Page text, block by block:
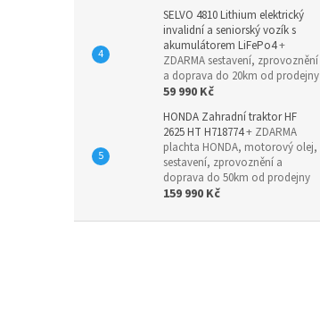
SELVO 4810 Lithium elektrický
invalidní a seniorský vozík s
akumulátorem LiFePo4+
ZDARMA sestavení, zprovoznění
a doprava do 20km od prodejny
59 990 Kč
HONDA Zahradní traktor HF
2625 HT H718774+ ZDARMA
plachta HONDA, motorový olej,
sestavení, zprovoznění a
doprava do 50km od prodejny
159 990 Kč